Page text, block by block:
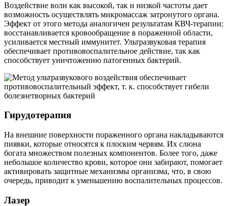
Воздействие волн как высокой, так и низкой частоты дает
возможность осуществлять микромассаж затронутого органа.
Эффект от этого метода аналогичен результатам КВЧ-терапии:
восстанавливается кровообращение в пораженной области,
усиливается местный иммунитет. Ультразвуковая терапия
обеспечивает противовоспалительное действие, так как
способствует уничтожению патогенных бактерий.
Гирудотерапия
На внешние поверхности пораженного органа накладываются
пиявки, которые относятся к плоским червям. Их слюна
богата множеством полезных компонентов. Более того, даже
небольшое количество крови, которое они забирают, помогает
активировать защитные механизмы организма, что, в свою
очередь, приводит к уменьшению воспалительных процессов.
Лазер